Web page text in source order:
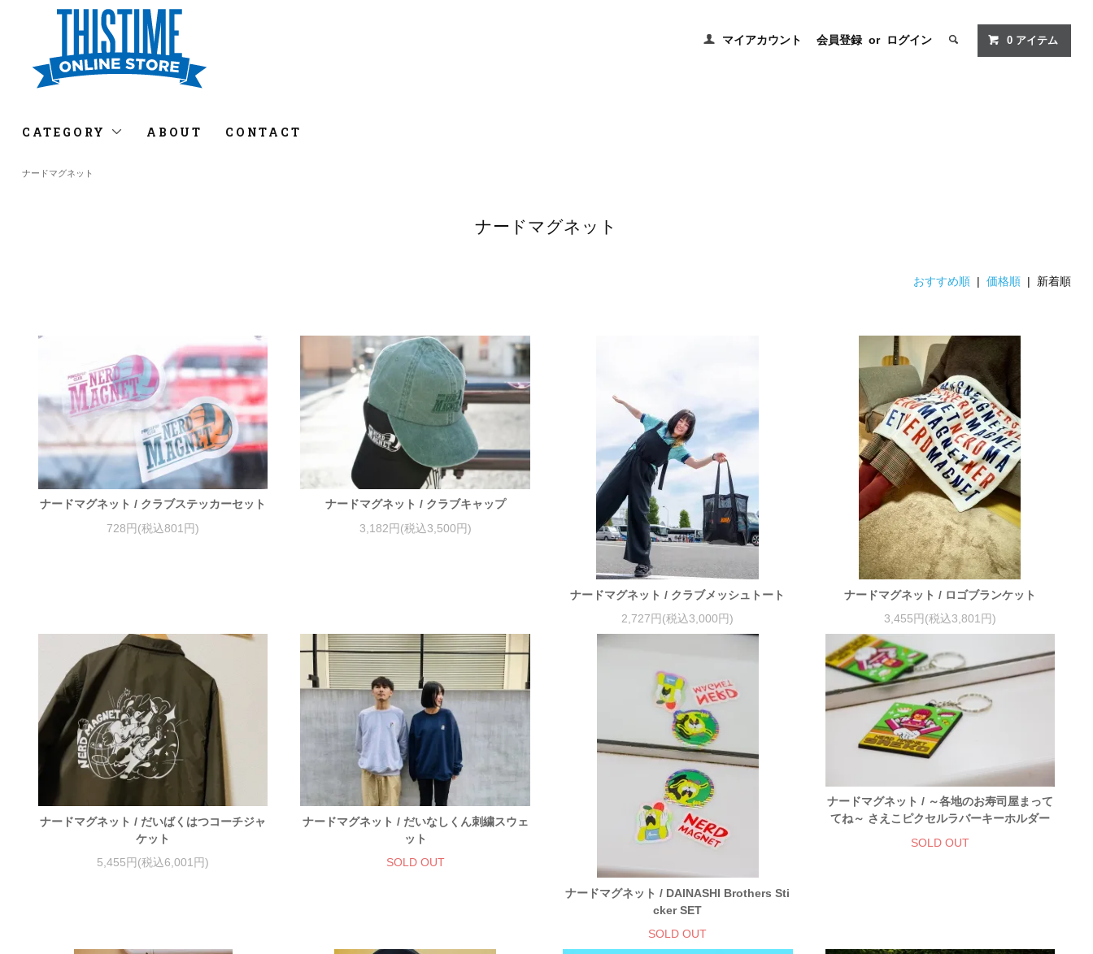
マイアカウント 会員登録 or ログイン 0 アイテム
CATEGORY ABOUT CONTACT
ナードマグネット
ナードマグネット
おすすめ順 |価格順 | 新着順
ナードマグネット / クラブステッカーセット
728円(税込801円)
ナードマグネット / クラブキャップ
3,182円(税込3,500円)
ナードマグネット / クラブメッシュトート
2,727円(税込3,000円)
ナードマグネット / ロゴブランケット
3,455円(税込3,801円)
ナードマグネット / だいばくはつコーチジャ
ケット
5,455円(税込6,001円)
ナードマグネット / だいなしくん刺繍スウェ
ット
SOLD OUT
ナードマグネット / DAINASHI Brothers Sti
cker SET
SOLD OUT
ナードマグネット / ～各地のお寿司屋まって
てね～ さえこピクセルラバーキーホルダー
SOLD OUT